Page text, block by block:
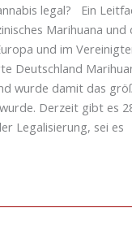
legal? Ein
Marihuana und
und im
Deutschland
wurde damit das
Derzeit gibt es
Legalisierung, sei es